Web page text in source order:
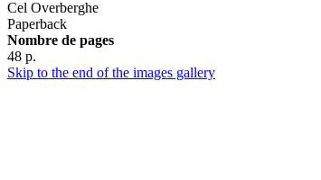
Cel Overberghe
Paperback
Nombre de pages
48 p.
Skip to the end of the images gallery